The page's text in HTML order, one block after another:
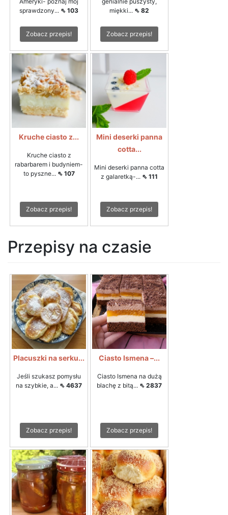
sprawdzony... ⇖ 103
Zobacz przepis!
miękki... ⇖ 82
Zobacz przepis!
Kruche ciasto z...
Kruche ciasto z
rabarbarem i budyniem-
to pyszne... ⇖ 107
Zobacz przepis!
Mini deserki panna
cotta...
Mini deserki panna cotta
z galaretką-... ⇖ 111
Zobacz przepis!
Przepisy na czasie
Placuszki na serku...
Jeśli szukasz pomysłu
na szybkie, a... ⇖ 4637
Zobacz przepis!
Ciasto Ismena –...
Ciasto Ismena na dużą
blachę z bitą... ⇖ 2837
Zobacz przepis!